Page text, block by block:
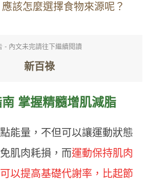
該怎麼選擇食物來源呢？
- 內文未完請往下繼續閱讀
掌握精髓增肌減脂
能量，不但可以讓運動狀態
肌肉耗損，而運動保持肌肉
以提高基礎代謝率，比起節